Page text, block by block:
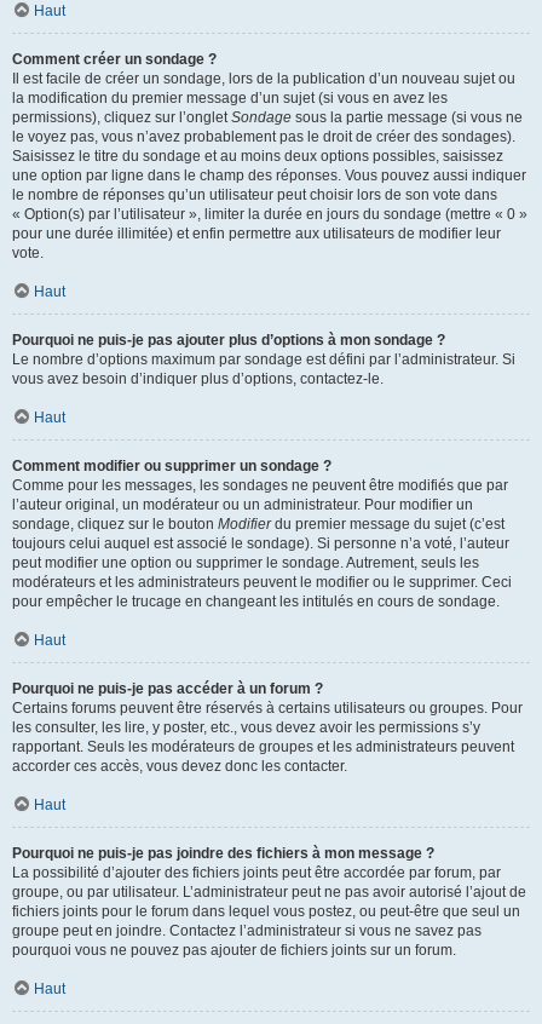
Haut
Comment créer un sondage ?
Il est facile de créer un sondage, lors de la publication d’un nouveau sujet ou
la modification du premier message d’un sujet (si vous en avez les
permissions), cliquez sur l’ongletSondage sous la partie message (si vous ne
le voyez pas, vous n’avez probablement pas le droit de créer des sondages).
Saisissez le titre du sondage et au moins deux options possibles, saisissez
une option par ligne dans le champ des réponses. Vous pouvez aussi indiquer
le nombre de réponses qu’un utilisateur peut choisir lors de son vote dans
« Option(s) par l’utilisateur », limiter la durée en jours du sondage (mettre « 0 »
pour une durée illimitée) et enfin permettre aux utilisateurs de modifier leur
vote.
Haut
Pourquoi ne puis-je pas ajouter plus d’options à mon sondage ?
Le nombre d’options maximum par sondage est défini par l’administrateur. Si
vous avez besoin d’indiquer plus d’options, contactez-le.
Haut
Comment modifier ou supprimer un sondage ?
Comme pour les messages, les sondages ne peuvent être modifiés que par
l’auteur original, un modérateur ou un administrateur. Pour modifier un
sondage, cliquez sur le bouton Modifierdu premier message du sujet (c’est
toujours celui auquel est associé le sondage). Si personne n’a voté, l’auteur
peut modifier une option ou supprimer le sondage. Autrement, seuls les
modérateurs et les administrateurs peuvent le modifier ou le supprimer. Ceci
pour empêcher le trucage en changeant les intitulés en cours de sondage.
Haut
Pourquoi ne puis-je pas accéder à un forum ?
Certains forums peuvent être réservés à certains utilisateurs ou groupes. Pour
les consulter, les lire, y poster, etc., vous devez avoir les permissions s’y
rapportant. Seuls les modérateurs de groupes et les administrateurs peuvent
accorder ces accès, vous devez donc les contacter.
Haut
Pourquoi ne puis-je pas joindre des fichiers à mon message ?
La possibilité d’ajouter des fichiers joints peut être accordée par forum, par
groupe, ou par utilisateur. L’administrateur peut ne pas avoir autorisé l’ajout de
fichiers joints pour le forum dans lequel vous postez, ou peut-être que seul un
groupe peut en joindre. Contactez l’administrateur si vous ne savez pas
pourquoi vous ne pouvez pas ajouter de fichiers joints sur un forum.
Haut